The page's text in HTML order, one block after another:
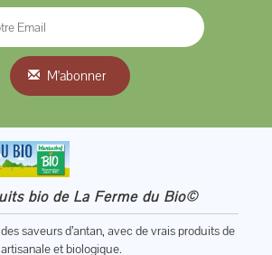
M'abonner
bio de La Ferme du Bio©
saveurs d’antan, avec de vrais produits de
et biologique.